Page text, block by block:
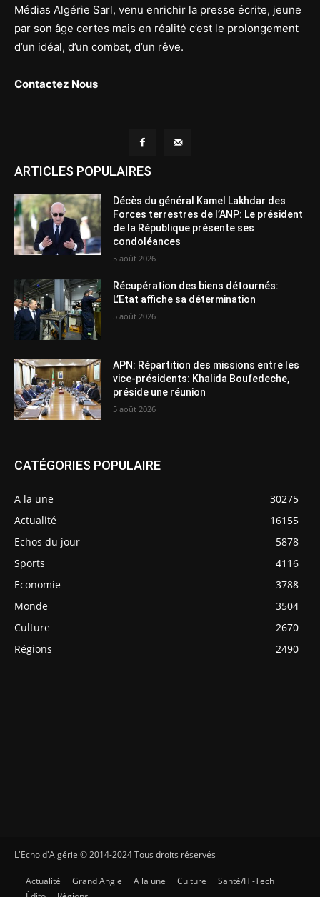
Médias Algérie Sarl, venu enrichir la presse écrite, jeune
par son âge certes mais en réalité c’est le prolongement
d’un idéal, d’un combat, d’un rêve.
Contactez Nous
ARTICLES POPULAIRES
Décès du général Kamel Lakhdar des
Forces terrestres de l’ANP: Le président
de la République présente ses
condoléances
5 août 2026
Récupération des biens détournés:
L’Etat affiche sa détermination
5 août 2026
APN: Répartition des missions entre les
vice-présidents: Khalida Boufedeche,
préside une réunion
5 août 2026
CATÉGORIES POPULAIRE
A la une
30275
Actualité
16155
Echos du jour
5878
Sports
4116
Economie
3788
Monde
3504
Culture
2670
Régions
2490
L'Echo d'Algérie © 2014-2024 Tous droits réservés
Actualité Grand Angle A la une Culture
Santé/Hi-Tech